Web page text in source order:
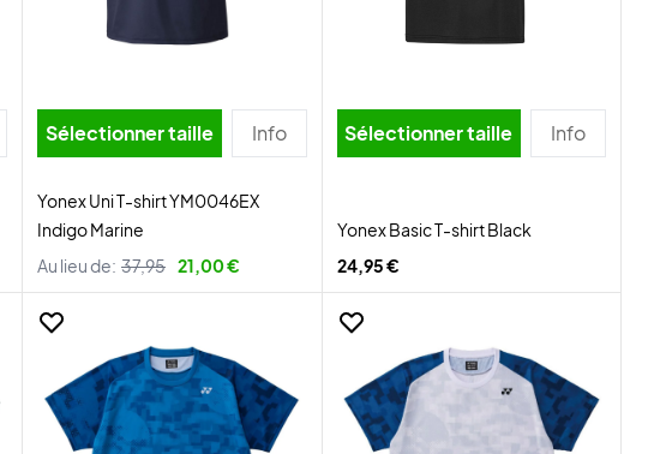
Sélectionner taille Info
Yonex Uni T-shirt YM0046EX
Indigo Marine
Au lieu de: 37,95 21,00 €
Sélectionner taille Info
Yonex Basic T-shirt Black
24,95 €